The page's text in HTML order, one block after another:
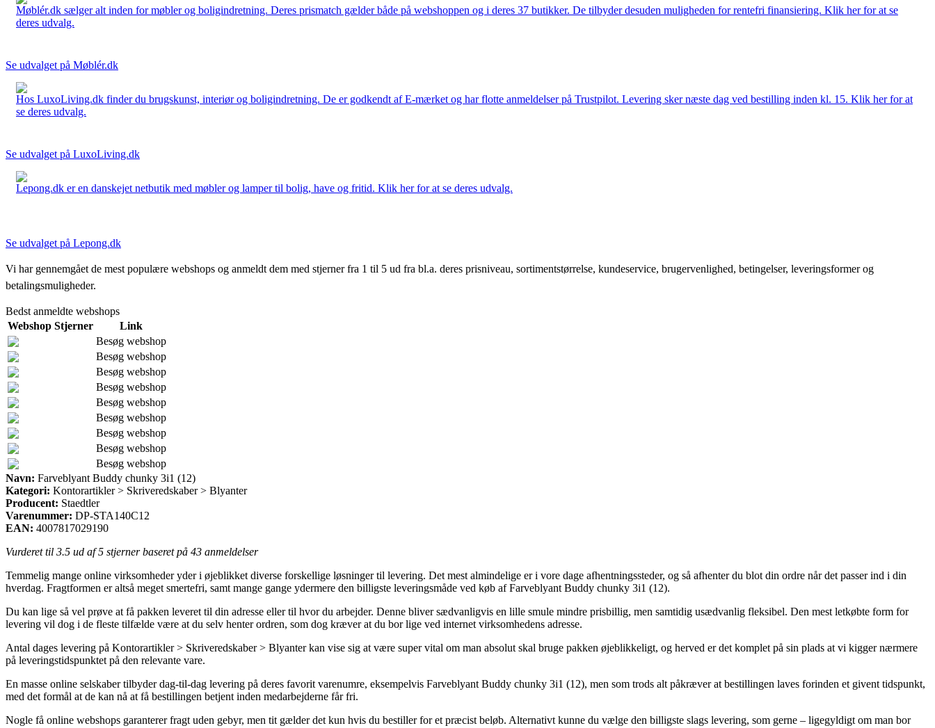
Møblér.dk sælger alt inden for møbler og boligindretning. Deres prismatch gælder både på webshoppen og i deres 37 butikker. De tilbyder desuden muligheden for rentefri finansiering. Klik her for at se
deres udvalg.
Se udvalget på Møblér.dk
Hos LuxoLiving.dk finder du brugskunst, interiør og boligindretning. De er godkendt af E-mærket og har flotte anmeldelser på Trustpilot. Levering sker næste dag ved bestilling inden kl. 15. Klik her for at
se deres udvalg.
Se udvalget på LuxoLiving.dk
Lepong.dk er en danskejet netbutik med møbler og lamper til bolig, have og fritid. Klik her for at se deres udvalg.
Se udvalget på Lepong.dk
Vi har gennemgået de mest populære webshops og anmeldt dem med stjerner fra 1 til 5 ud fra bl.a. deres prisniveau, sortimentstørrelse, kundeservice, brugervenlighed, betingelser, leveringsformer og
betalingsmuligheder.
Bedst anmeldte webshops
Webshop Stjerner
Link
Besøg webshop
Besøg webshop
Besøg webshop
Besøg webshop
Besøg webshop
Besøg webshop
Besøg webshop
Besøg webshop
Besøg webshop
Navn: Farveblyant Buddy chunky 3i1 (12)
Kategori: Kontorartikler > Skriveredskaber > Blyanter
Producent: Staedtler
Varenummer: DP-STA140C12
EAN: 4007817029190
Vurderet til 3.5 ud af 5 stjerner baseret på 43 anmeldelser
Temmelig mange online virksomheder yder i øjeblikket diverse forskellige løsninger til levering. Det mest almindelige er i vore dage afhentningssteder, og så afhenter du blot din ordre når det passer ind i din
hverdag. Fragtformen er altså meget smertefri, samt mange gange ydermere den billigste leveringsmåde ved køb af Farveblyant Buddy chunky 3i1 (12).
Du kan lige så vel prøve at få pakken leveret til din adresse eller til hvor du arbejder. Denne bliver sædvanligvis en lille smule mindre prisbillig, men samtidig usædvanlig fleksibel. Den mest letkøbte form for
levering vil dog i de fleste tilfælde være at du selv henter ordren, som dog kræver at du bor lige ved internet virksomhedens adresse.
Antal dages levering på Kontorartikler > Skriveredskaber > Blyanter kan vise sig at være super vital om man absolut skal bruge pakken øjeblikkeligt, og herved er det komplet på sin plads at vi kigger nærmere
på leveringstidspunktet på den relevante vare.
En masse online selskaber tilbyder dag-til-dag levering på deres favorit varenumre, eksempelvis Farveblyant Buddy chunky 3i1 (12), men som trods alt påkræver at bestillingen laves forinden et givent tidspunkt,
med det formål at de kan nå at få bestillingen betjent inden medarbejderne får fri.
Nogle få online webshops garanterer fragt uden gebyr, men tit gælder det kun hvis du bestiller for et præcist beløb. Alternativt kunne du vælge den billigste slags levering, som gerne – ligegyldigt om man bor